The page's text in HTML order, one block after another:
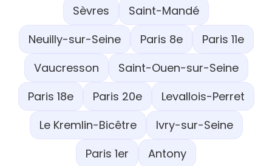
Sèvres
Saint-Mandé
Neuilly-sur-Seine
Paris 8e
Paris 11e
Vaucresson
Saint-Ouen-sur-Seine
Paris 18e
Paris 20e
Levallois-Perret
Le Kremlin-Bicêtre
Ivry-sur-Seine
Paris 1er
Antony